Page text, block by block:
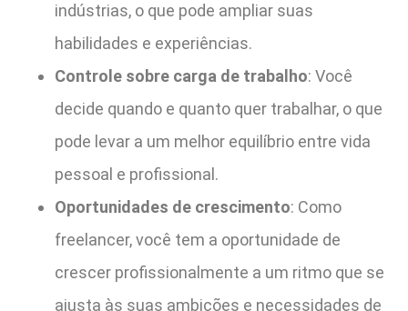
indústrias, o que pode ampliar suas
habilidades e experiências.
Controle sobre carga de trabalho: Você
decide quando e quanto quer trabalhar, o que
pode levar a um melhor equilíbrio entre vida
pessoal e profissional.
Oportunidades de crescimento: Como
freelancer, você tem a oportunidade de
crescer profissionalmente a um ritmo que se
ajusta às suas ambições e necessidades de